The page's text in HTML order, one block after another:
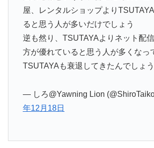
屋、レンタルショップより
ると思う人が多いだけでしょう
逆も然り、TSUTAYAよりネット配
方が優れていると思う人が多くなっ
TSUTAYAも衰退してきたんでしょう
— しろ@Yawning Lion
年12月18日